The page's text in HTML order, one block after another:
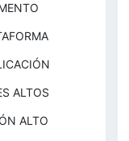
ALTOS
ALTO